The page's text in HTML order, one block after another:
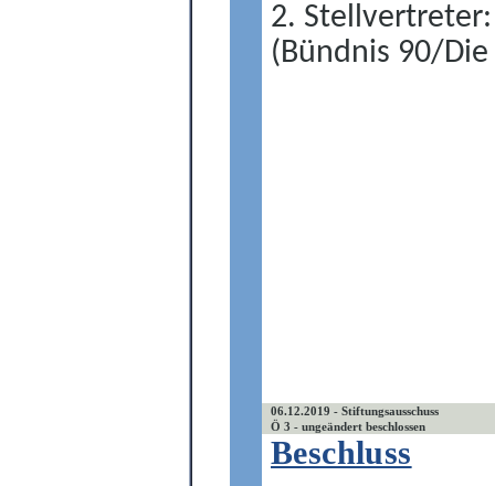
2.
(Bündnis 90/
06.12.2019 - Stiftungsausschuss
Ö 3 - ungeändert beschlossen
Beschluss